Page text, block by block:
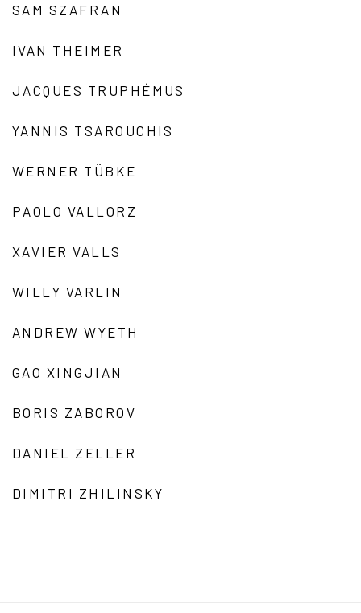
SAM SZAFRAN
IVAN THEIMER
JACQUES TRUPHÉMUS
YANNIS TSAROUCHIS
WERNER TÜBKE
PAOLO VALLORZ
XAVIER VALLS
WILLY VARLIN
ANDREW WYETH
GAO XINGJIAN
BORIS ZABOROV
DANIEL ZELLER
DIMITRI ZHILINSKY